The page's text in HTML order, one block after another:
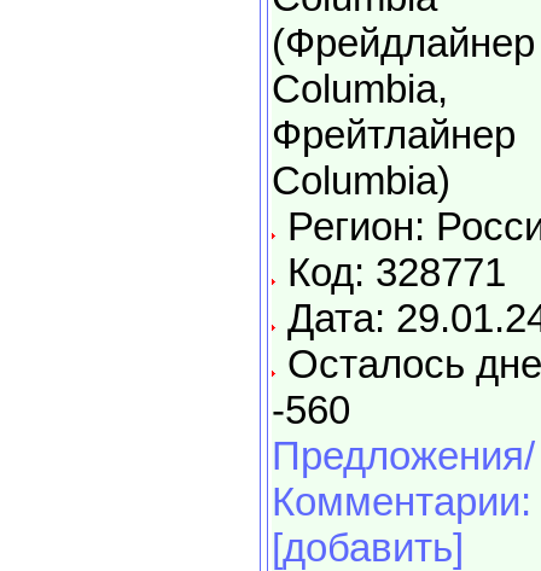
(Фрейдлайнер
Columbia,
Фрейтлайнер
Columbia)
Регион:
Код: 328771
Дата:
Осталось
-560
Предложения/
Комментарии:
[добавить]